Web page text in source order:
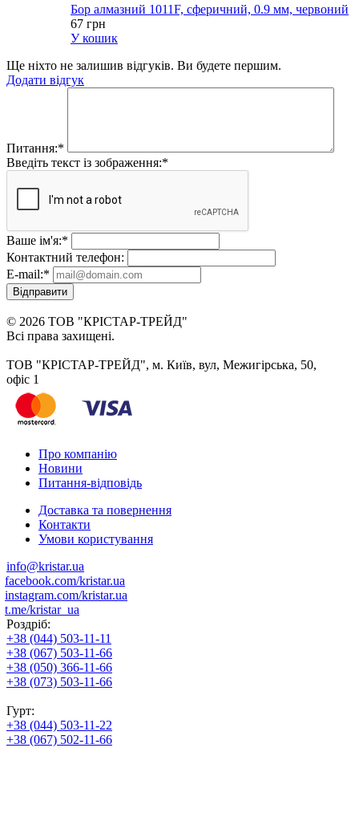
Бор алмазний 1011F, сферичний, 0.9 мм, червоний
67 грн
У кошик
Ще ніхто не залишив відгуків. Ви будете першим.
Додати відгук
Питання:*
Введіть текст із зображення:*
Ваше ім'я:*
Контактний телефон:
E-mail:*
Відправити
© 2026 ТОВ "КРІСТАР-ТРЕЙД"
Всі права захищені.
ТОВ "КРІСТАР-ТРЕЙД", м. Київ, вул, Межигірська, 50,
офіс 1
Про компанію
Новини
Питання-відповідь
Доставка та повернення
Контакти
Умови користування
info@kristar.ua
facebook.com/kristar.ua
instagram.com/kristar.ua
t.me/kristar_ua
Роздріб:
+38 (044) 503-11-11
+38 (067) 503-11-66
+38 (050) 366-11-66
+38 (073) 503-11-66
Гурт:
+38 (044) 503-11-22
+38 (067) 502-11-66